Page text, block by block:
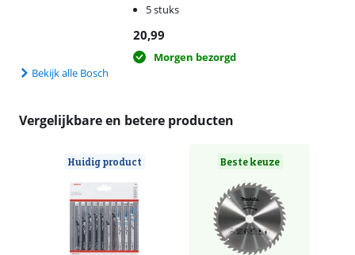
5 stuks
20,99
Morgen bezorgd
Bekijk alle Bosch
Vergelijkbare en betere producten
Huidig product Beste keuze